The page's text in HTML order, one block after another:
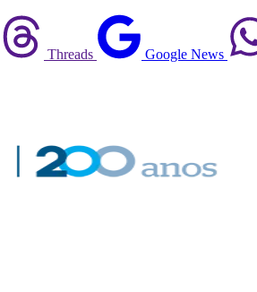
Threads Google News